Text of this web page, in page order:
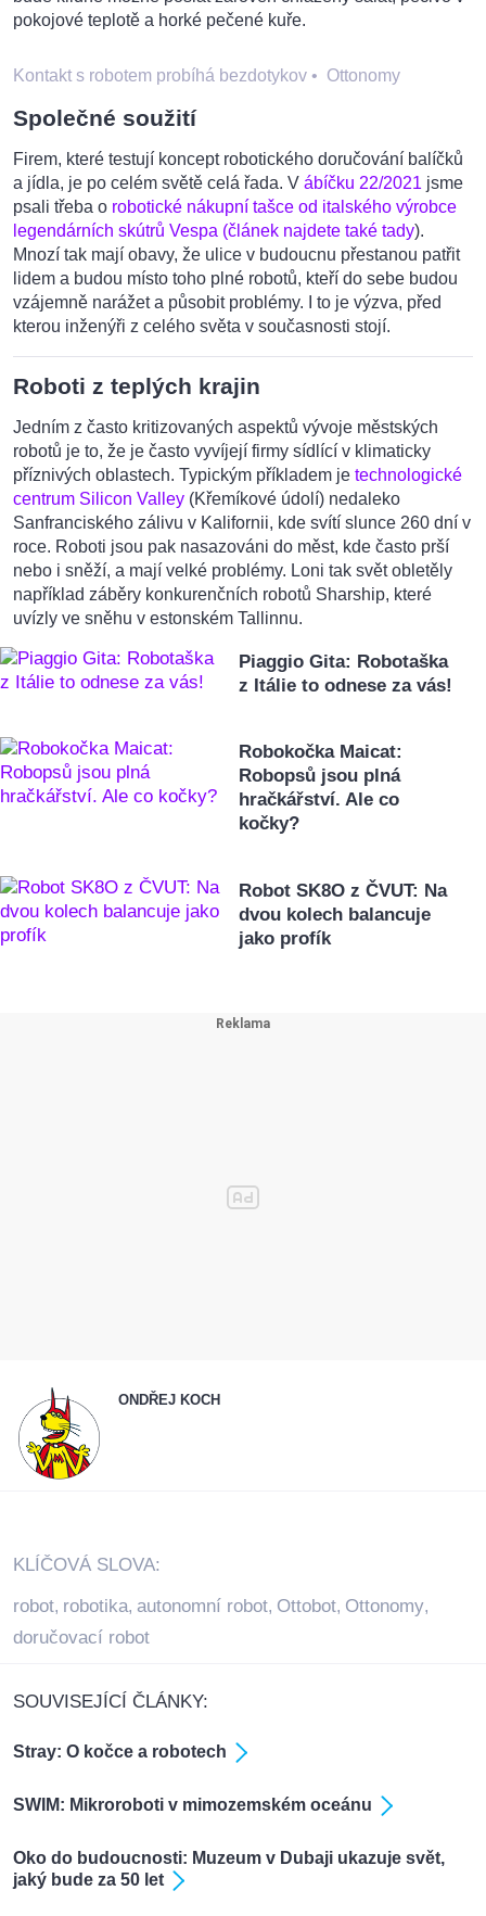
pokojové teplotě a horké pečené kuře.
Kontakt s robotem probíhá bezdotykov • Ottonomy
Společné soužití
Firem, které testují koncept robotického doručování balíčků
a jídla, je po celém světě celá řada. V ábíčku 22/2021 jsme
psali třeba o robotické nákupní tašce od italského výrobce
legendárních skútrů Vespa (článek najdete také tady).
Mnozí tak mají obavy, že ulice v budoucnu přestanou patřit
lidem a budou místo toho plné robotů, kteří do sebe budou
vzájemně narážet a působit problémy. I to je výzva, před
kterou inženýři z celého světa v současnosti stojí.
Roboti z teplých krajin
Jedním z často kritizovaných aspektů vývoje městských
robotů je to, že je často vyvíjejí firmy sídlící v klimaticky
příznivých oblastech. Typickým příkladem je technologické
centrum Silicon Valley (Křemíkové údolí) nedaleko
Sanfranciského zálivu v Kalifornii, kde svítí slunce 260 dní v
roce. Roboti jsou pak nasazováni do měst, kde často prší
nebo i sněží, a mají velké problémy. Loni tak svět obletěly
například záběry konkurenčních robotů Sharship, které
uvízly ve sněhu v estonském Tallinnu.
Piaggio Gita: Robotaška
z Itálie to odnese za vás!
Robokočka Maicat:
Robopsů jsou plná
hračkářství. Ale co
kočky?
Robot SK8O z ČVUT: Na
dvou kolech balancuje
jako profík
ONDŘEJ KOCH
KLÍČOVÁ SLOVA:
robot, robotika, autonomní robot, Ottobot, Ottonomy,
doručovací robot
SOUVISEJÍCÍ ČLÁNKY:
Stray: O kočce a robotech
SWIM: Mikroroboti v mimozemském oceánu
Oko do budoucnosti: Muzeum v Dubaji ukazuje svět,
jaký bude za 50 let